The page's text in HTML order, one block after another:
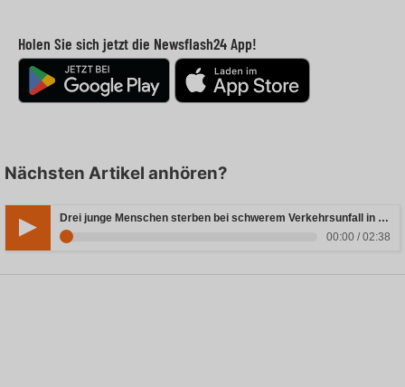
Holen Sie sich jetzt die Newsflash24 App!
Nächsten Artikel anhören?
Drei junge Menschen sterben bei schwerem Verkehrsunfall in Rheinland-Pfalz
00:00 / 02:38